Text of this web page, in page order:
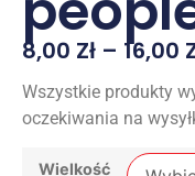
8,00 Zł – 16,00
Wszystkie produkty
oczekiwania na
Wielkość